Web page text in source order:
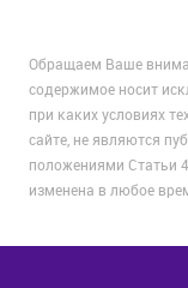
Обращаем Ваше
содержимое носит
при каких условиях
сайте, не являются
положениями Статьи
изменена в любое